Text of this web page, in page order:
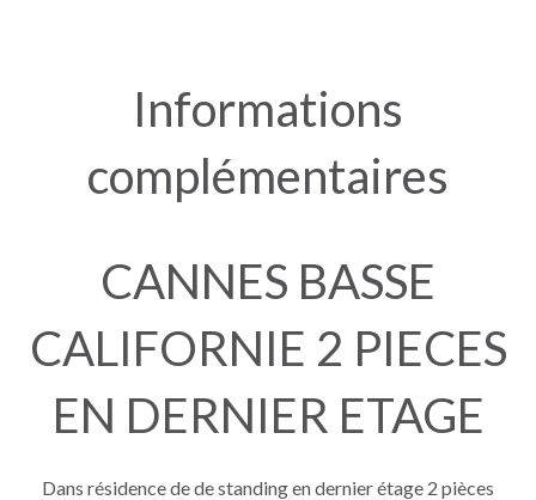
Informations
complémentaires
CANNES BASSE
CALIFORNIE 2 PIECES
EN DERNIER ETAGE
Dans résidence de de standing en dernier étage 2 pièces